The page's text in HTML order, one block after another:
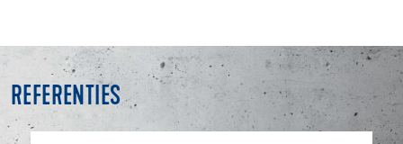
REFERENTIES